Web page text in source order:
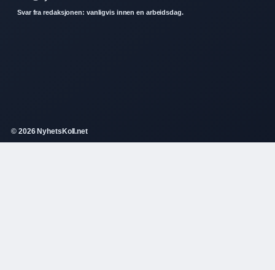
Svar fra redaksjonen: vanligvis innen en arbeidsdag.
© 2026 NyhetsKoll.net